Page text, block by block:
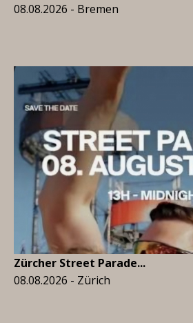
08.08.2026 - Bremen
Zürcher Street Parade...
08.08.2026 - Zürich